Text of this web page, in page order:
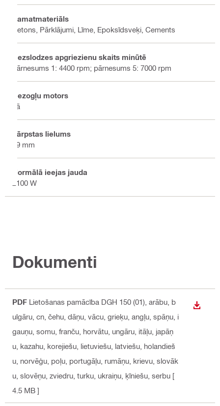
Pamatmateriāls
Betons, Pārklājumi, Līme, Epoksīdsveķi, Cements
Bezslodzes apgriezienu skaits minūtē
pārnesums 1: 4400 rpm; pārnesums 5: 7000 rpm
Bezogļu motors
Jā
Vārpstas lielums
19 mm
Normālā ieejas jauda
2100 W
Dokumenti
PDF Lietošanas pamācība DGH 150 (01) , arābu, b
ulgāru, cn, čehu, dāņu, vācu, grieķu, angļu, spāņu, i
gauņu, somu, franču, horvātu, ungāru, itāļu, japāņ
u, kazahu, korejiešu, lietuviešu, latviešu, holandieš
u, norvēģu, poļu, portugāļu, rumāņu, krievu, slovāk
u, slovēņu, zviedru, turku, ukraiņu, ķīniešu, serbu [
4.5 MB ]